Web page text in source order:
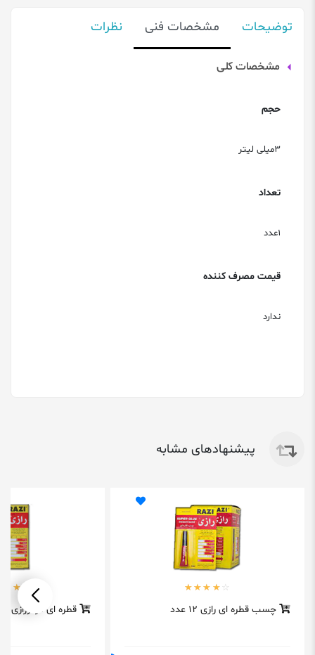
توضیحات مشخصات فنی نظرات
مشخصات کلی
حجم
3میلی لیتر
تعداد
1عدد
قیمت مصرف کننده
ندارد
پیشنهادهای مشابه
چسب قطره ای رازی 12 عدد قطره ای قرمزرازی1عدد